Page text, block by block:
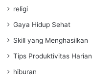
religi
Gaya Hidup Sehat
Skill yang Menghasilkan
Tips Produktivitas Harian
hiburan